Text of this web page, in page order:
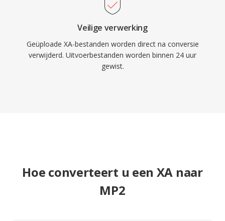
Veilige verwerking
Geüploade XA-bestanden worden direct na conversie
verwijderd. Uitvoerbestanden worden binnen 24 uur
gewist.
Hoe converteert u een XA naar
MP2